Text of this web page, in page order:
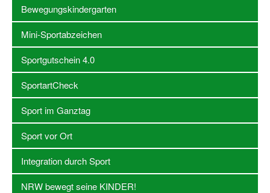
Stellenangebote SSB Dortmund
Vereine
Vereinssuche
Übungsleiterbörse
Sportanlagen in Dortmund
Olympiabewerbung
Kinderschutz im Sport
Fördermöglichkeiten
Bewegungskindergarten
Mini-Sportabzeichen
Sportgutschein 4.0
SportartCheck
Sport im Ganztag
Sport vor Ort
Integration durch Sport
NRW bewegt seine KINDER!